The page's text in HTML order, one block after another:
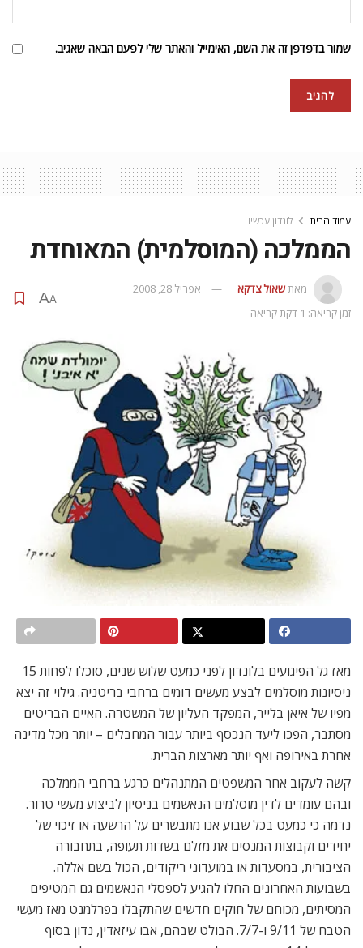
שמור בדפדפן זה את השם, האימייל והאתר שלי לפעם הבאה שאגיב.
עמוד הבית לונדון עכשיו
הממלכה (המוסלמית) המאוחדת
מאת שאול צדקא
אפריל 28, 2008
זמן קריאה: 1 דקת קריאה
A
A
מאז גל הפיגועים בלונדון לפני כמעט שלוש שנים, סוכלו לפחות 15
ניסיונות מוסלמים לבצע מעשים דומים ברחבי בריטניה. גילוי זה יצא
מפיו של איאן בלייר, המפקד העליון של המשטרה. האיים הבריטים
מסתבר, הפכו ליעד הנכסף ביותר עבור המחבלים – יותר מכל מדינה
אחרת באירופה ואף יותר מארצות הברית.
קשה לעקוב אחר המשפטים המתנהלים כרגע ברחבי הממלכה
ובהם עומדים לדין מוסלמים הנאשמים בניסיון לביצוע מעשי טרור.
נדמה כי כמעט בכל שבוע אנו מתבשרים על הרשעה או זיכוי של
יחידים וקבוצות המנסים את מזלם בשדות תעופה, בתחבורה
הציבורית, במסעדות או במועדוני ריקודים, הכול בשם אללה.
בשבועות האחרונים החלו להגיע לספסלי הנאשמים גם המטיפים
המסיתים, מכוחם של חוקים חדשים שהתקבלו בפרלמנט מאז מעשי
הטבח של 9/11 ו-7/7. הבולט שבהם, אבו עיזאדין, נדון בסוף